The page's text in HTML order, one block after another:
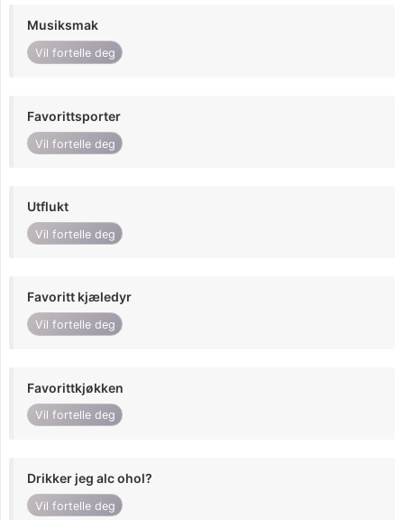
Musiksmak
Vil fortelle deg
Favorittsporter
Vil fortelle deg
Utflukt
Vil fortelle deg
Favoritt kjæledyr
Vil fortelle deg
Favorittkjøkken
Vil fortelle deg
Drikker jeg alc ohol?
Vil fortelle deg